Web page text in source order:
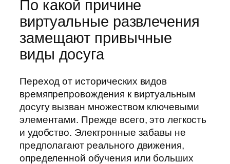
По какой причине
виртуальные развлечения
замещают привычные
виды досуга
Переход от исторических видов
времяпрепровождения к виртуальным
досугу вызван множеством ключевыми
элементами. Прежде всего, это легкость
и удобство. Электронные забавы не
предполагают реального движения,
определенной обучения или больших